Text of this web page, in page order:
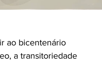
ao bicentenário
a transitoriedade